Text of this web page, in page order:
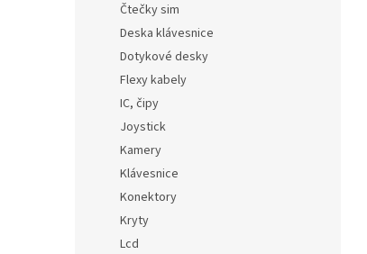
Čtečky sim
Deska klávesnice
Dotykové desky
Flexy kabely
IC, čipy
Joystick
Kamery
Klávesnice
Konektory
Kryty
Lcd